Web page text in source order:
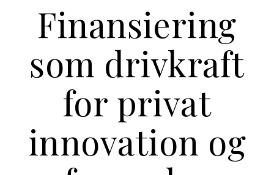
Finansiering
som drivkraft
for privat
innovation og